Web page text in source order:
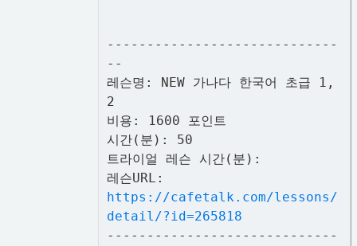
-----------------------------
--
레슨명: NEW 가나다 한국어 초급 1,
2
비용: 1600 포인트
시간(분): 50
트라이얼 레슨 시간(분):
레슨URL:
https://cafetalk.com/lessons/
detail/?id=265818
-----------------------------